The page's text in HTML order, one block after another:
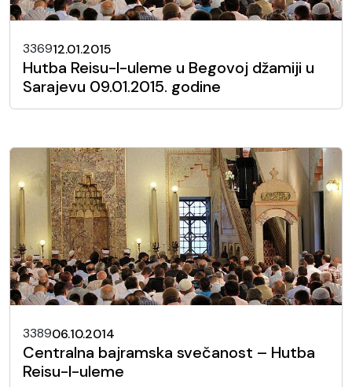
336912.01.2015
Hutba Reisu-l-uleme u Begovoj džamiji u
Sarajevu 09.01.2015. godine
338906.10.2014
Centralna bajramska svečanost – Hutba
Reisu-l-uleme